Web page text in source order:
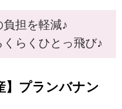
担を軽減♪
らくひとっ飛び♪
】プランバナン